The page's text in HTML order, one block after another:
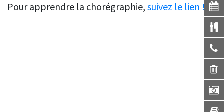
Pour apprendre la chorégraphie, suivez le lien !